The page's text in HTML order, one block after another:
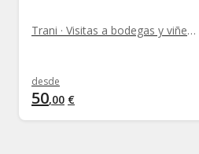
Trani · Visitas a bodegas y viñedos
desde
50,00 €